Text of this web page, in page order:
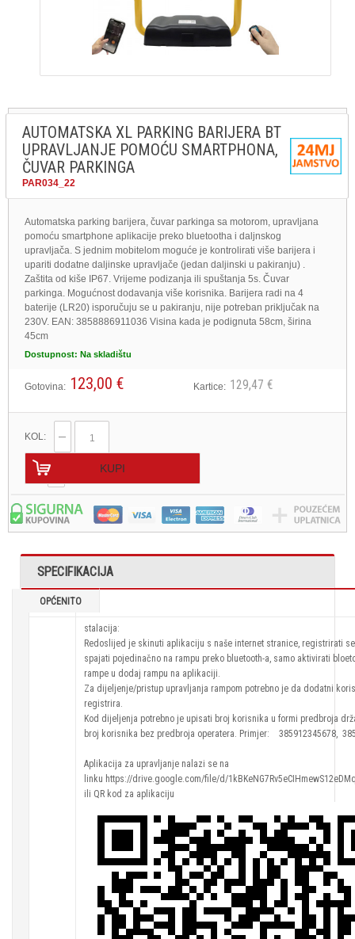
AUTOMATSKA XL PARKING BARIJERA BT
UPRAVLJANJE POMOĆU SMARTPHONA,
ČUVAR PARKINGA
PAR034_22
Automatska parking barijera, čuvar parkinga sa motorom, upravljana
pomoću smartphone aplikacije preko bluetootha i daljnskog
upravljača. S jednim mobitelom moguće je kontrolirati više barijera i
upariti dodatne daljinske upravljače (jedan daljinski u pakiranju) .
Zaštita od kiše IP67. Vrijeme podizanja ili spuštanja 5s. Čuvar
parkinga. Mogućnost dodavanja više korisnika. Barijera radi na 4
baterije (LR20) isporučuju se u pakiranju, nije potreban priključak na
230V. EAN: 3858886911036 Visina kada je podignuta 58cm, širina
45cm
Dostupnost: Na skladištu
Gotovina: 123,00 € Kartice: 129,47 €
KOL:
KUPI
SPECIFIKACIJA
OPĆENITO
Upute:
stalacija:
Redoslijed je skinuti aplikaciju s naše internet stranice, registrirati
spajati pojedinačno na rampu preko bluetooth-a, samo aktivirati
rampe u dodaj rampu na aplikaciji.
Za dijeljenje/pristup upravljanja rampom potrebno je da dodatni
registrira.
Kod dijeljenja potrebno je upisati broj korisnika u formi predbroja
broj korisnika bez predbroja operatera. Primjer: 385912345678,
Aplikacija za upravljanje nalazi se na
linku https://drive.google.com/file/d/
ili QR kod za aplikaciju